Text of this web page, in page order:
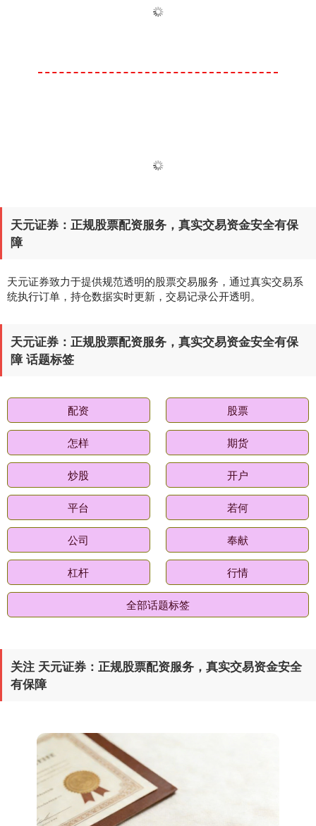
天元证券：正规股票配资服务，真实交易资金安全有保
障
天元证券致力于提供规范透明的股票交易服务，通过真实交易系
统执行订单，持仓数据实时更新，交易记录公开透明。
天元证券：正规股票配资服务，真实交易资金安全有保
障 话题标签
配资 股票
怎样 期货
炒股 开户
平台 若何
公司 奉献
杠杆 行情
全部话题标签
关注 天元证券：正规股票配资服务，真实交易资金安全
有保障